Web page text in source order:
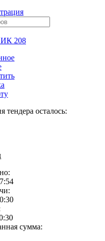
208
тендера осталось:
сумма: